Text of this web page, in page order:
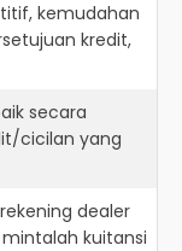
kemudahan
kredit,
secara
cicilan yang
dealer
kuitansi